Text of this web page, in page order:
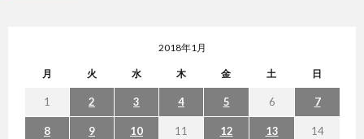
2018年1月
月 火 水 木 金 土 日
1 2 3 4 5 6 7
8 9 10 11 12 13 14